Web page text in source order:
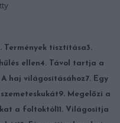
Termények tisztítása3.
ellen4. Távol tartja a
A haj világosításához7. Egy
9. Megelőzi a
a foltoktól 11. Világosítja